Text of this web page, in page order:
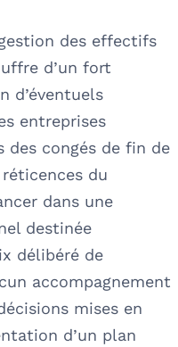
des effectifs
d’un fort
d’éventuels
entreprises
des congés de fin de
du
dans une
destinée
délibéré de
accompagnement
mises en
d’un plan